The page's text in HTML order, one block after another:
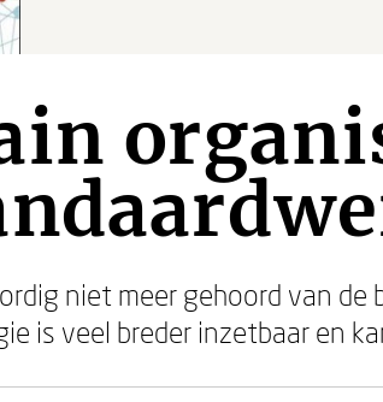
niet meer gehoord van de
is veel breder inzetbaar en